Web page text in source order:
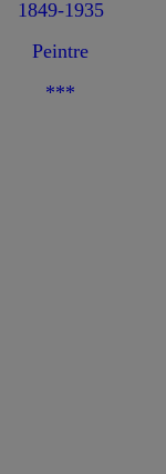
1849-1935
Peintre
***